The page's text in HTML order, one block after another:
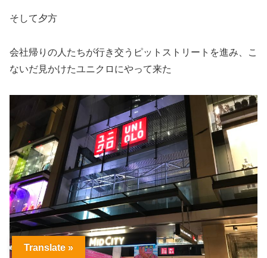
そして夕方
会社帰りの人たちが行き交うピットストリートを進み、こ
ないだ見かけたユニクロにやって来た
Translate »